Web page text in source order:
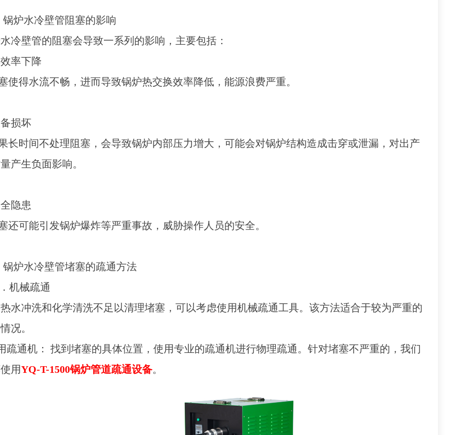
锅炉水冷壁管阻塞的影响
冷壁管的阻塞会导致一系列的影响，主要包括：
率下降
使得水流不畅，进而导致锅炉热交换效率降低，能源浪费严重。
损坏
长时间不处理阻塞，会导致锅炉内部压力增大，可能会对锅炉结构造成击穿或泄漏，对出产
产生负面影响。
隐患
还可能引发锅炉爆炸等严重事故，威胁操作人员的安全。
锅炉水冷壁管堵塞的疏通方法
机械疏通
水冲洗和化学清洗不足以清理堵塞，可以考虑使用机械疏通工具。该方法适合于较为严重的
况。
疏通机： 找到堵塞的具体位置，使用专业的疏通机进行物理疏通。 针对堵塞不严重的， 我们
用YQ-T-1500锅炉管道疏通设备。